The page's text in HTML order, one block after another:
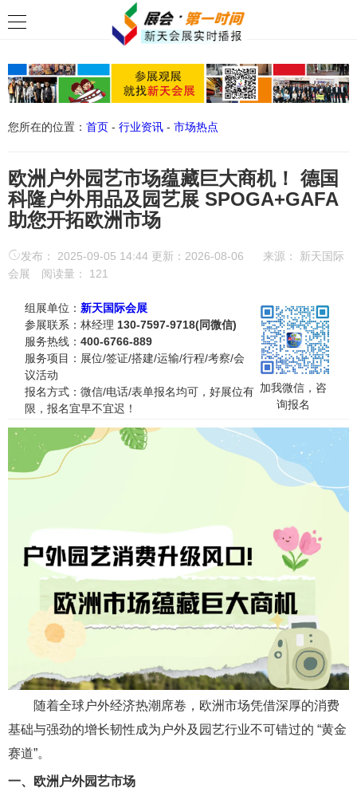
您所在的位置： 首页 - 行业资讯 - 市场热点
欧洲户外园艺市场蕴藏巨大商机！ 德国
科隆户外用品及园艺展 SPOGA+GAFA
助您开拓欧洲市场
发布： 2025-09-05 14:44 更新：2026-08-06 来源： 新天国际
会展
阅读量： 121
组展单位： 新天国际会展
参展联系：林经理 130-7597-9718(同微信)
服务热线：400-6766-889
服务项目：展位/签证/搭建/运输/行程/考察/会
议活动
报名方式：微信/电话/表单报名均可，好展位有
限，报名宜早不宜迟！
加我微信，咨
询报名
随着全球户外经济热潮席卷，欧洲市场凭借深厚的消费
基础与强劲的增长韧性成为户外及园艺行业不可错过的 “黄金
赛道”。
一、欧洲户外园艺市场